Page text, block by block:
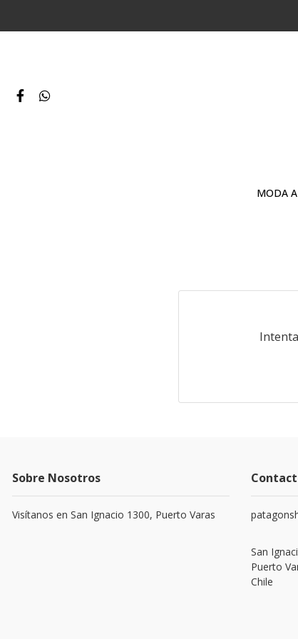
MODA
Sobre Nosotros
Visítanos en San Ignacio 1300, Puerto Varas
San
Puerto
Chile